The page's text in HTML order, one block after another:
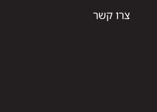
צרו קשר